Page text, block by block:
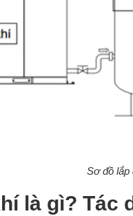
Sơ đồ lắp
là gì? Tác